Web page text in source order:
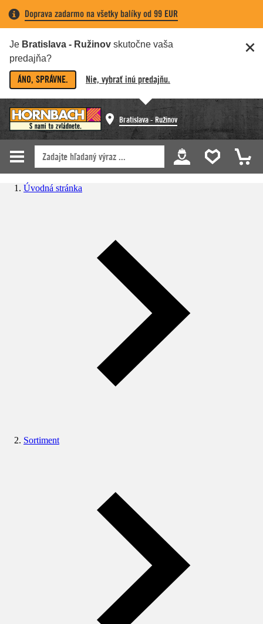
Doprava zadarmo na všetky balíky od 99 EUR
Je Bratislava - Ružinov skutočne vaša
predajňa?
ÁNO, SPRÁVNE. Nie, vybrať inú predajňu.
Bratislava - Ružinov
Úvodná stránka
Sortiment